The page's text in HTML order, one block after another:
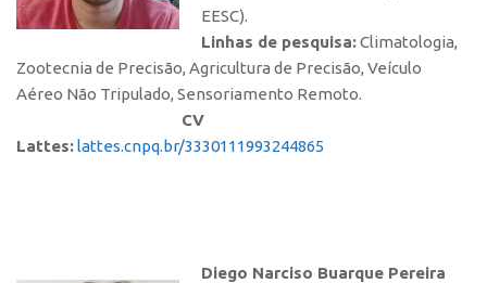
EESC).
Linhas de pesquisa:Climatologia,
Zootecnia de Precisão, Agricultura de Precisão, Veículo
Aéreo Não Tripulado, Sensoriamento Remoto.
CV
Lattes:lattes.cnpq.br/3330111993244865
Diego Narciso Buarque Pereira